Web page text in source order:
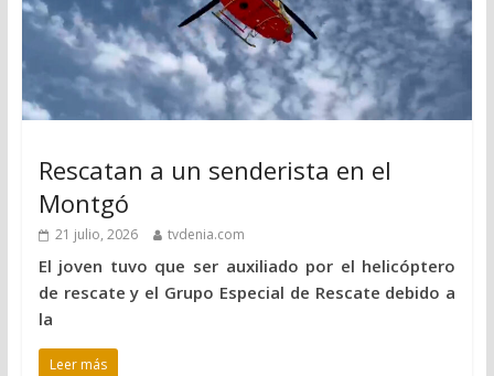
Rescatan a un senderista en el
Montgó
21 julio, 2026 tvdenia.com
El joven tuvo que ser auxiliado por el helicóptero
de rescate y el Grupo Especial de Rescate debido a
la
Leer más